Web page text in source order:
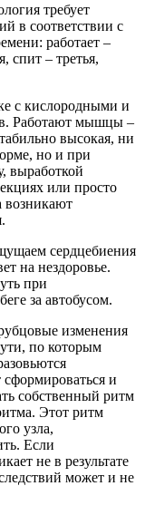
требует
в соответствии с
работает –
спит – третья,
с кислородными и
Работают мышцы –
высокая, ни
но и при
выработкой
или просто
возникают
сердцебиения
на нездоровье.
при
за автобусом.
изменения
по которым
и
собственный ритм
Этот ритм
узла,
Если
не в результате
может и не